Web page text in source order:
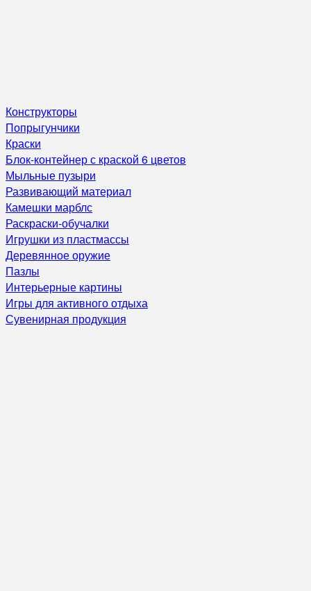
Конструкторы
Попрыгунчики
Краски
Блок-контейнер с краской 6 цветов
Мыльные пузыри
Развивающий материал
Камешки марблс
Раскраски-обучалки
Игрушки из пластмассы
Деревянное оружие
Пазлы
Интерьерные картины
Игры для активного отдыха
Сувенирная продукция